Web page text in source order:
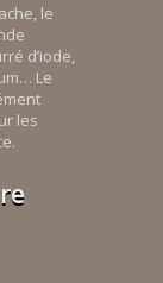
le
d’iode,
Le
les